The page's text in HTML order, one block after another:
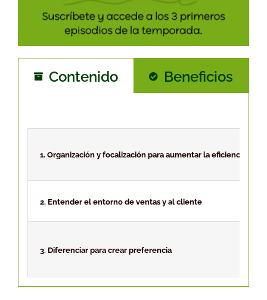
Contenido Beneficios
1. Organización y focalización para aumentar la eficiencia
2. Entender el entorno de ventas y al cliente
3. Diferenciar para crear preferencia